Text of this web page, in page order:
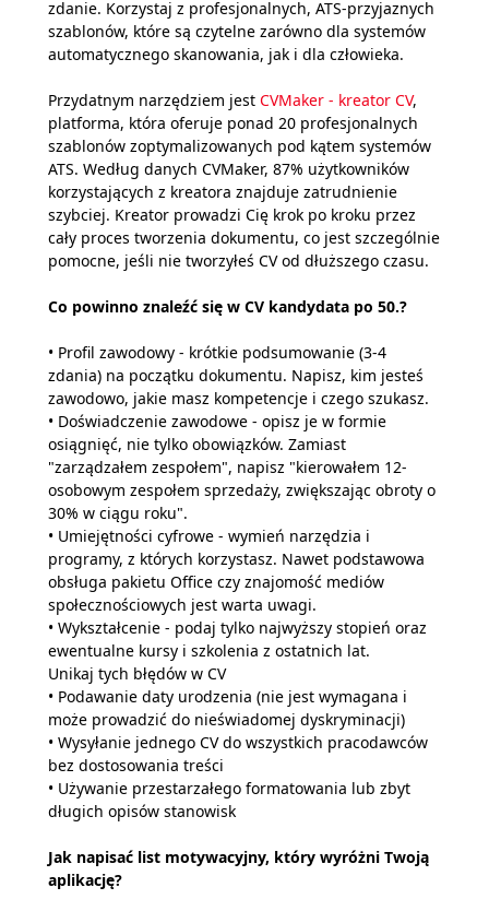
zdanie. Korzystaj z profesjonalnych, ATS-przyjaznych
szablonów, które są czytelne zarówno dla systemów
automatycznego skanowania, jak i dla człowieka.
Przydatnym narzędziem jest CVMaker - kreator CV,
platforma, która oferuje ponad 20 profesjonalnych
szablonów zoptymalizowanych pod kątem systemów
ATS. Według danych CVMaker, 87% użytkowników
korzystających z kreatora znajduje zatrudnienie
szybciej. Kreator prowadzi Cię krok po kroku przez
cały proces tworzenia dokumentu, co jest szczególnie
pomocne, jeśli nie tworzyłeś CV od dłuższego czasu.
Co powinno znaleźć się w CV kandydata po 50.?
• Profil zawodowy - krótkie podsumowanie (3-4
zdania) na początku dokumentu. Napisz, kim jesteś
zawodowo, jakie masz kompetencje i czego szukasz.
• Doświadczenie zawodowe - opisz je w formie
osiągnięć, nie tylko obowiązków. Zamiast
"zarządzałem zespołem", napisz "kierowałem 12-
osobowym zespołem sprzedaży, zwiększając obroty o
30% w ciągu roku".
• Umiejętności cyfrowe - wymień narzędzia i
programy, z których korzystasz. Nawet podstawowa
obsługa pakietu Office czy znajomość mediów
społecznościowych jest warta uwagi.
• Wykształcenie - podaj tylko najwyższy stopień oraz
ewentualne kursy i szkolenia z ostatnich lat.
Unikaj tych błędów w CV
• Podawanie daty urodzenia (nie jest wymagana i
może prowadzić do nieświadomej dyskryminacji)
• Wysyłanie jednego CV do wszystkich pracodawców
bez dostosowania treści
• Używanie przestarzałego formatowania lub zbyt
długich opisów stanowisk
Jak napisać list motywacyjny, który wyróżni Twoją
aplikację?